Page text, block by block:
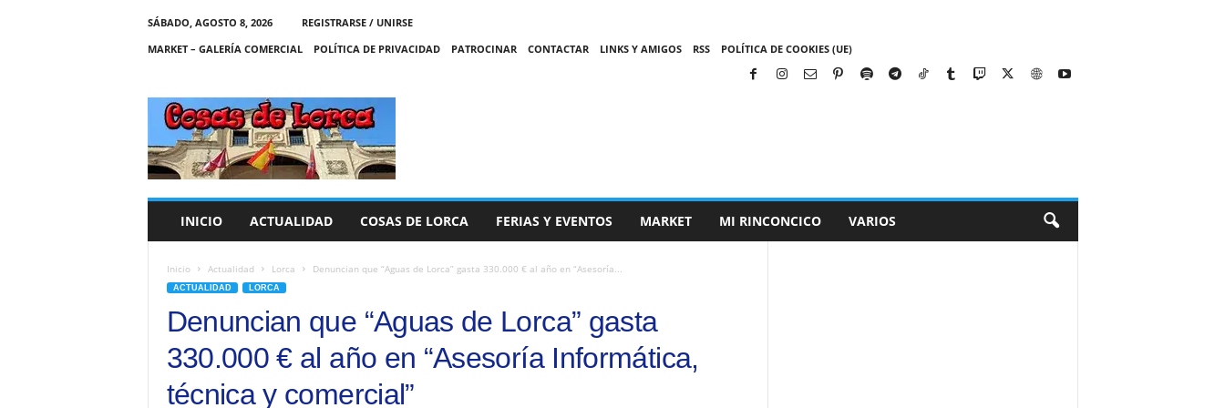
SÁBADO, AGOSTO 8, 2026
REGISTRARSE / UNIRSE
MARKET – GALERÍA COMERCIAL
POLÍTICA DE PRIVACIDAD PATROCINAR CONTACTAR LINKS Y AMIGOS RSS POLÍTICA DE COOKIES (UE)
C
A
S
INICIO ACTUALIDAD COSAS DE LORCA FERIAS Y EVENTOS MARKET MI RINCONCICO VARIOS
Inicio Actualidad Lorca Denuncian que “Aguas de Lorca” gasta 330.000 € al año en “Asesoría...
ACTUALIDAD LORCA
Denuncian que “Aguas de Lorca” gasta
330.000 € al año en “Asesoría Informática,
técnica y comercial”